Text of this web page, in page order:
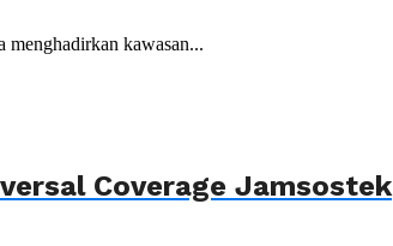
menghadirkan kawasan...
Coverage Jamsostek